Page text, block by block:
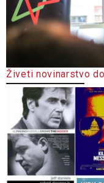
Živeti novinarstvo